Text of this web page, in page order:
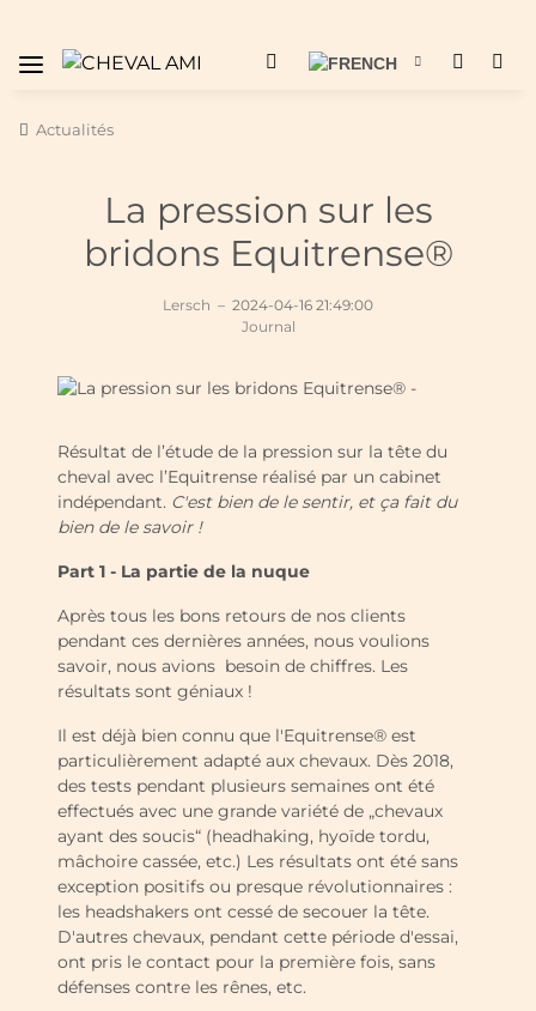
Actualités
La pression sur les
bridons Equitrense®
Lersch – 2024-04-16 21:49:00
Journal
Résultat de l’étude de la pression sur la tête du
cheval avec l’Equitrense réalisé par un cabinet
indépendant. C'est bien de le sentir, et ça fait du
bien de le savoir !
Part 1 - La partie de la nuque
Après tous les bons retours de nos clients
pendant ces dernières années, nous voulions
savoir, nous avions besoin de chiffres. Les
résultats sont géniaux !
Il est déjà bien connu que l'Equitrense® est
particulièrement adapté aux chevaux. Dès 2018,
des tests pendant plusieurs semaines ont été
effectués avec une grande variété de „chevaux
ayant des soucis“ (headhaking, hyoïde tordu,
mâchoire cassée, etc.) Les résultats ont été sans
exception positifs ou presque révolutionnaires :
les headshakers ont cessé de secouer la tête.
D'autres chevaux, pendant cette période d'essai,
ont pris le contact pour la première fois, sans
défenses contre les rênes, etc.